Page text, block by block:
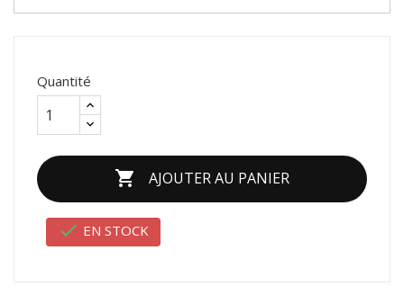
Quantité
 AJOUTER AU PANIER
 EN STOCK